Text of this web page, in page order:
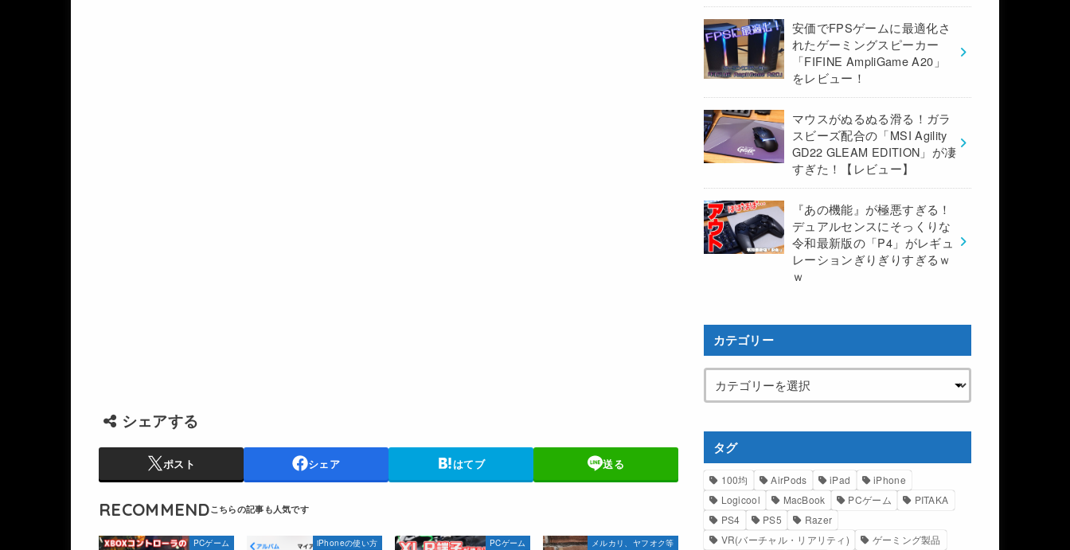
シェアする
ポスト シェア はてブ 送る
RECOMMEND
PCゲーム iPhoneの使い方 PCゲーム メルカリ、ヤフオク等
安価でFPSゲームに最適化さ
れたゲーミングスピーカー
「FIFINE AmpliGame A20」
をレビュー！
マウスがぬるぬる滑る！ガラ
スビーズ配合の「MSI Agility
GD22 GLEAM EDITION」が凄
すぎた！【レビュー】
『あの機能』が極悪すぎる！
デュアルセンスにそっくりな
令和最新版の「P4」がレギュ
レーションぎりぎりすぎるｗ
ｗ
カテゴリー
タグ
100均 AirPods iPad
iPhone
Logicool
MacBook PCゲーム
PITAKA
PS4
PS5
Razer
VR(バーチャル・リアリティ)
ゲーミング製品